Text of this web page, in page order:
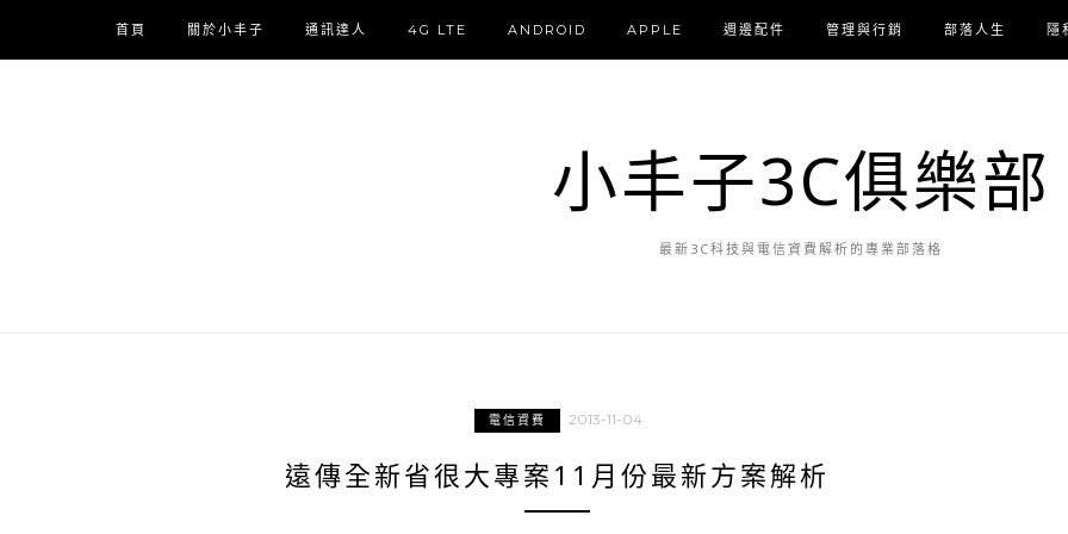
首頁 關於小丰子 通訊達人 4G LTE ANDROID APPLE 週邊配件 管理與行銷 部落人生 隱
小丰子3C俱樂部
最新3C科技與電信資費解析的專業部落格
電信資費 2013-11-04
遠傳全新省很大專案11月份最新方案解析